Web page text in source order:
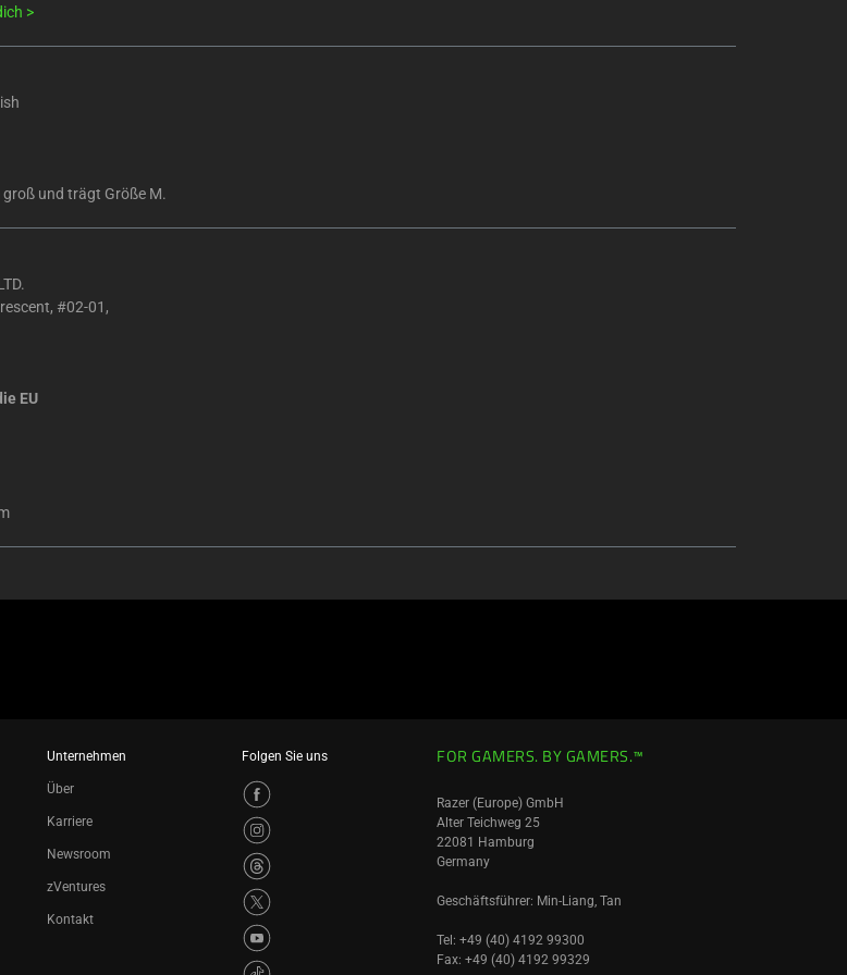
>
und trägt Größe M.
#02-01,
EU
Unternehmen
Über
Karriere
Newsroom
zVentures
Kontakt
Folgen Sie uns FOR GAMERS. BY GAMERS.™
Razer (Europe) GmbH
Alter Teichweg 25
22081 Hamburg
Germany
Geschäftsführer: Min-Liang, Tan
Tel: +49 (40) 4192 99300
Fax: +49 (40) 4192 99329